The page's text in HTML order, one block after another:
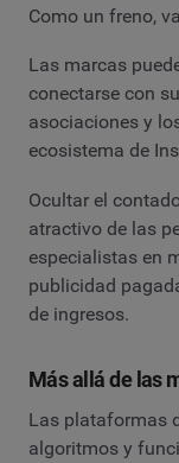
Como un freno,
Las marcas
conectarse con su
asociaciones y
ecosistema de
Ocultar el
atractivo de las
especialistas en
publicidad
de ingresos.
Más allá de las
Las plataformas
algoritmos y